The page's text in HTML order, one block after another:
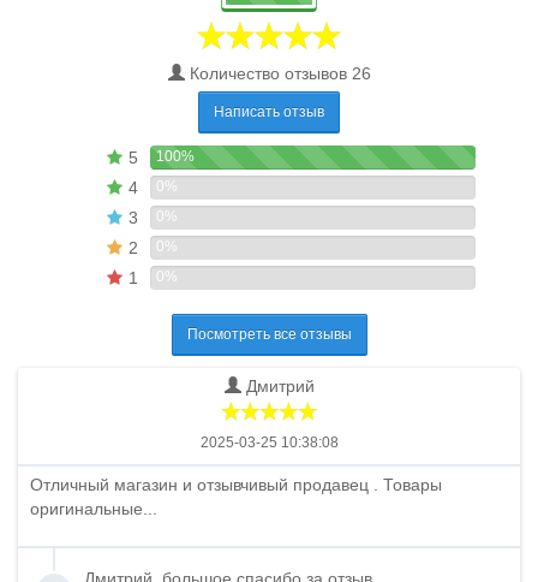
Количество отзывов 26
Написать отзыв
5 100%
4 0%
3 0%
2 0%
1 0%
Посмотреть все отзывы
Дмитрий
2025-03-25 10:38:08
Отличный магазин и отзывчивый продавец . Товары
оригинальные...